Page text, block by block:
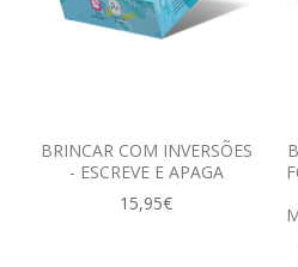
BRINCAR COM INVERSÕES
- ESCREVE E APAGA
15,95€